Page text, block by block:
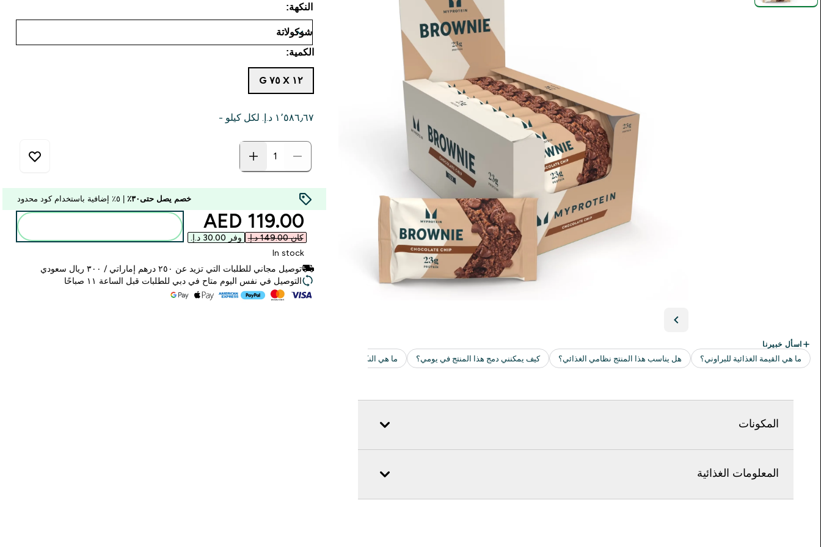
المكونات
المعلومات الغذائية
النكهة:
الكمية:
١٢ X ٧٥ G
١٬٥٨٦٫٦٧ د.إ.‏‎ لكل كيلو -
خصم يصل حتى٣٠٪ | ٥٪ إضافية باستخدام كود محدود
discounted price
119.00 AED‎
كان ‏149.00 د.إ.‏‎ وفر ‏30.00 د.إ.‏‎
In stock
توصيل مجاني للطلبات التي تزيد عن ٢٥٠ درهم إماراتي / ٣٠٠ ريال سعودي
التوصيل في نفس اليوم متاح في دبي للطلبات قبل الساعة ١١ صباحًا